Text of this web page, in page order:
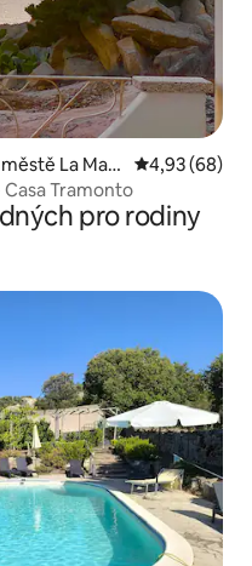
La Mad
Průměrné
4,93 (68)
Casa Tramonto
pro rodiny